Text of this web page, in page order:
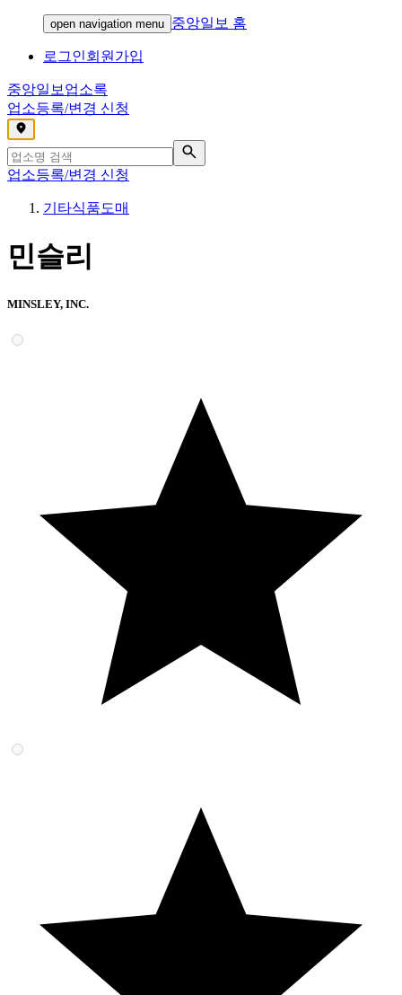
open navigation menu 중앙일보 홈
로그인회원가입
중앙일보 업소록
업소등록/변경 신청
,
업소등록/변경 신청
기타식품도매
민슬리
MINSLEY, INC.